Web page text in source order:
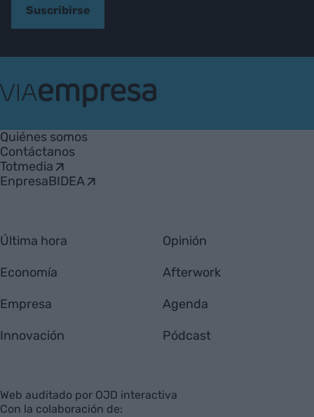
Suscribirse
Empresa
Quiénes somos
Contáctanos
Totmedia
EnpresaBIDEA
Última hora
Economía
Empresa
Innovación
Opinión
Afterwork
Agenda
Pódcast
Web auditado por OJD interactiva
Con la colaboración de: